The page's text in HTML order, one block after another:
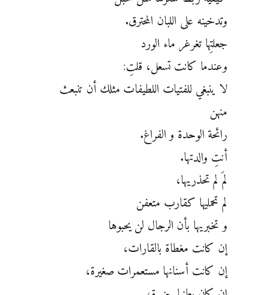
وتدخينه على اللبان المحترق.
جعلتِها تغرغر ماء الورد
وعندما كانت تسعل، قلتِ:
لا ينبغي للفتيات اللطيفات مثلك أن تنبعث
منهن
رائحة الوحدة و الفراغ.
أنتِ والدتها.
لمَ لم تحذريها،
لم تحمليها كقارب متعفن
و تخبريها بأن الرجال لن يحبوها
إن كانت مغطاة بالقارات،
إن كانت أسنانها مستعمرات صغيرة،